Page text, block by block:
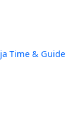
Time & Guide